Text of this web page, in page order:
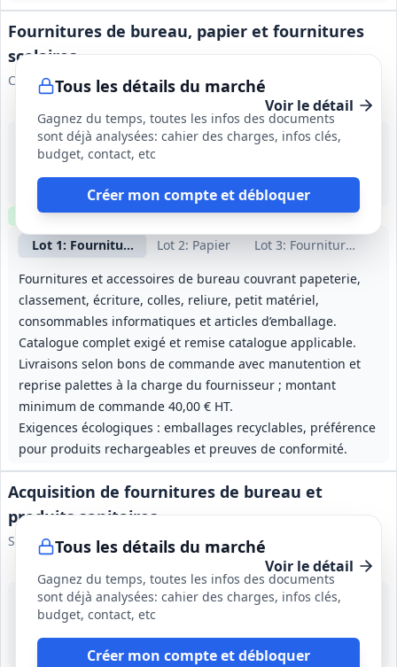
Tous les détails du marché
Gagnez du temps, toutes les infos des documents
sont déjà analysées: cahier des charges, infos clés,
budget, contact, etc
Créer mon compte et débloquer
Fournitures de bureau, papier et fournitures
scolaires
Communauté de communes Vie et Boulogne
Voir le détail
Lot 1: Fournitures et accessoires de bureau
Lot 2: Papier Lot 3: Fournitures
Fournitures et accessoires de bureau couvrant papeterie,
classement, écriture, colles, reliure, petit matériel,
consommables informatiques et articles d’emballage.
Catalogue complet exigé et remise catalogue applicable.
Livraisons selon bons de commande avec manutention et
reprise palettes à la charge du fournisseur ; montant
minimum de commande 40,00 € HT.
Exigences écologiques : emballages recyclables, préférence
pour produits rechargeables et preuves de conformité.
23 sept. 2026
Vendée (85)
Clause environnementale
Tous les détails du marché
Gagnez du temps, toutes les infos des documents
sont déjà analysées: cahier des charges, infos clés,
budget, contact, etc
Créer mon compte et débloquer
Acquisition de fournitures de bureau et
produits sanitaires
SIEL-TE Loire
Voir le détail
17 sept. 2026
Saint-Priest-en-Jarez (42)
36 mois (3 ans)